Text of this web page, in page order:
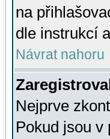
na
dle instrukcí
Návrat nahoru
Nejprve
Pokud jsou v